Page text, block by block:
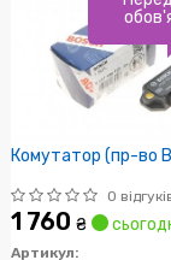
Комутатор (пр-во
0
1 760 ₴
Артикул: